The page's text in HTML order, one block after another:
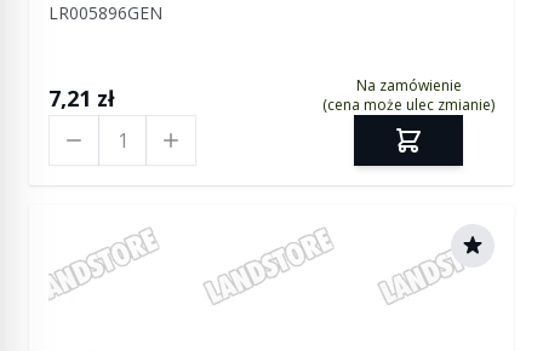
LR005896GEN
7,21 zł
Na zamówienie
(cena może ulec zmianie)